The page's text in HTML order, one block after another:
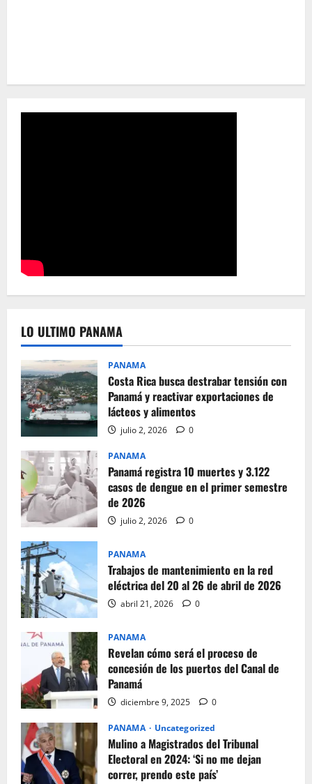
LO ULTIMO PANAMA
PANAMA
Costa Rica busca destrabar tensión con
Panamá y reactivar exportaciones de
lácteos y alimentos
julio 2, 2026 0
PANAMA
Panamá registra 10 muertes y 3.122
casos de dengue en el primer semestre
de 2026
julio 2, 2026 0
PANAMA
Trabajos de mantenimiento en la red
eléctrica del 20 al 26 de abril de 2026
abril 21, 2026 0
PANAMA
Revelan cómo será el proceso de
concesión de los puertos del Canal de
Panamá
diciembre 9, 2025 0
PANAMA Uncategorized
Mulino a Magistrados del Tribunal
Electoral en 2024: ‘Si no me dejan
correr, prendo este país’